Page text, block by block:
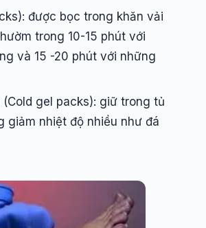
được bọc trong khăn vải
trong 10-15 phút với
và 15 -20 phút với những
(Cold gel packs): giữ trong tủ
giảm nhiệt độ nhiều như đá